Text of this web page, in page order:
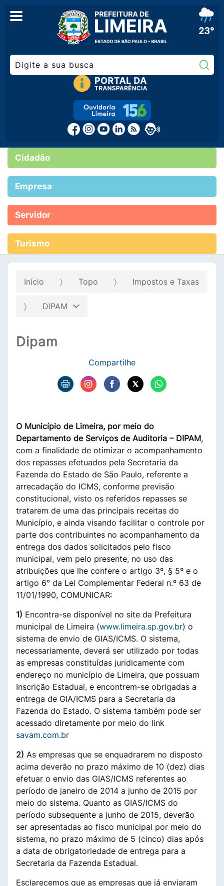
23°
Cidadão
Empresa
Servidor
Turismo
Início Topo Impostos e Taxas
DIPAM
Dipam
Compartilhe
O Município de Limeira, por meio do
Departamento de Serviços de Auditoria – DIPAM,
com a finalidade de otimizar o acompanhamento
dos repasses efetuados pela Secretaria da
Fazenda do Estado de São Paulo, referente a
arrecadação do ICMS, conforme previsão
constitucional, visto os referidos repasses se
tratarem de uma das principais receitas do
Município, e ainda visando facilitar o controle por
parte dos contribuintes no acompanhamento da
entrega dos dados solicitados pelo fisco
municipal, vem pelo presente, no uso das
atribuições que lhe confere o artigo 3º, § 5º e o
artigo 6° da Lei Complementar Federal n.º 63 de
11/01/1990, COMUNICAR:
1) Encontra-se disponível no site da Prefeitura
municipal de Limeira (www.limeira.sp.gov.br) o
sistema de envio de GIAS/ICMS. O sistema,
necessariamente, deverá ser utilizado por todas
as empresas constituídas juridicamente com
endereço no município de Limeira, que possuam
Inscrição Estadual, e encontrem-se obrigadas a
entrega de GIA/ICMS para a Secretaria da
Fazenda do Estado. O sistema também pode ser
acessado diretamente por meio do link
savam.com.br
2) As empresas que se enquadrarem no disposto
acima deverão no prazo máximo de 10 (dez) dias
efetuar o envio das GIAS/ICMS referentes ao
período de janeiro de 2014 a junho de 2015 por
meio do sistema. Quanto as GIAS/ICMS do
período subsequente a junho de 2015, deverão
ser apresentadas ao fisco municipal por meio do
sistema, no prazo máximo de 5 (cinco) dias após
a data de obrigatoriedade de entrega para a
Secretaria da Fazenda Estadual.
Esclarecemos que as empresas que já enviaram